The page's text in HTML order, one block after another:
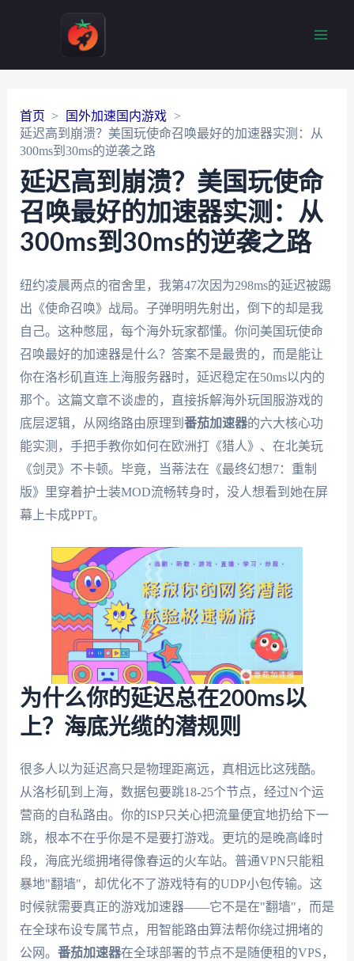
首页
国外加速国内游戏
延迟高到崩溃？美国玩使命召唤最好的加速器实测：从
300ms到30ms的逆袭之路
延迟高到崩溃？美国玩使命
召唤最好的加速器实测：从
300ms到30ms的逆袭之路
纽约凌晨两点的宿舍里，我第47次因为298ms的延迟被踢
出《使命召唤》战局。子弹明明先射出，倒下的却是我
自己。这种憋屈，每个海外玩家都懂。你问美国玩使命
召唤最好的加速器是什么？答案不是最贵的，而是能让
你在洛杉矶直连上海服务器时，延迟稳定在50ms以内的
那个。这篇文章不谈虚的，直接拆解海外玩国服游戏的
底层逻辑，从网络路由原理到 番茄加速器的六大核心功
能实测，手把手教你如何在欧洲打《猎人》、在北美玩
《剑灵》不卡顿。毕竟，当蒂法在《最终幻想7：重制
版》里穿着护士装MOD流畅转身时，没人想看到她在屏
幕上卡成PPT。
为什么你的延迟总在200ms以
上？海底光缆的潜规则
很多人以为延迟高只是物理距离远，真相远比这残酷。
从洛杉矶到上海，数据包要跳18-25个节点，经过N个运
营商的自私路由。你的ISP只关心把流量便宜地扔给下一
跳，根本不在乎你是不是要打游戏。更坑的是晚高峰时
段，海底光缆拥堵得像春运的火车站。普通VPN只能粗
暴地"翻墙"，却优化不了游戏特有的UDP小包传输。这
时候就需要真正的游戏加速器——它不是在"翻墙"，而是
在全球布设专属节点，用智能路由算法帮你绕过拥堵的
公网。 番茄加速器在全球部署的节点不是随便租的VPS，